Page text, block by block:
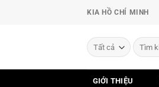
KIA HỒ CHÍ MINH
Tìm
kiếm:
GIỚI THIỆU